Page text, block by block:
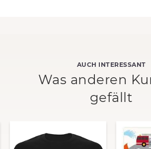
AUCH INTERESSANT
Was anderen
gefällt